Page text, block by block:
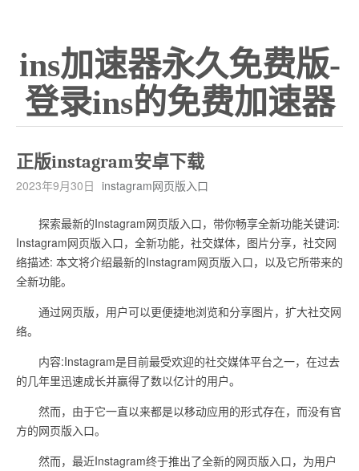
ins加速器永久免费版-
登录ins的免费加速器
正版instagram安卓下载
2023年9月30日 instagram网页版入口
探索最新的Instagram网页版入口，带你畅享全新功能关键词:
Instagram网页版入口，全新功能，社交媒体，图片分享，社交网
络描述: 本文将介绍最新的Instagram网页版入口，以及它所带来的
全新功能。
通过网页版，用户可以更便捷地浏览和分享图片，扩大社交网
络。
内容:Instagram是目前最受欢迎的社交媒体平台之一，在过去
的几年里迅速成长并赢得了数以亿计的用户。
然而，由于它一直以来都是以移动应用的形式存在，而没有官
方的网页版入口。
然而，最近Instagram终于推出了全新的网页版入口，为用户